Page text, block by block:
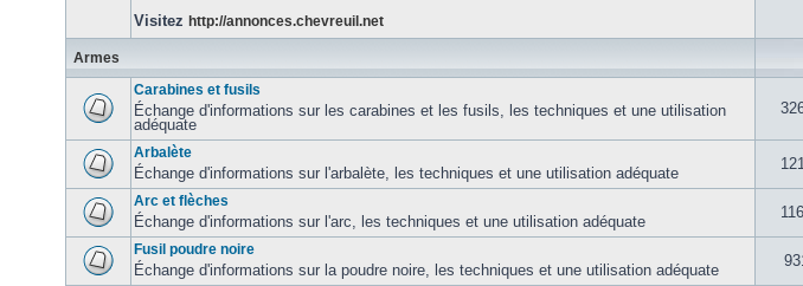
Visitez http://annonces.chevreuil.net
Armes
Carabines et fusils
Échange d'informations sur les carabines et les fusils, les techniques et une utilisation
adéquate
Arbalète
Échange d'informations sur l'arbalète, les techniques et une utilisation adéquate
Arc et flèches
Échange d'informations sur l'arc, les techniques et une utilisation adéquate
Fusil poudre noire
Échange d'informations sur la poudre noire, les techniques et une utilisation adéquate